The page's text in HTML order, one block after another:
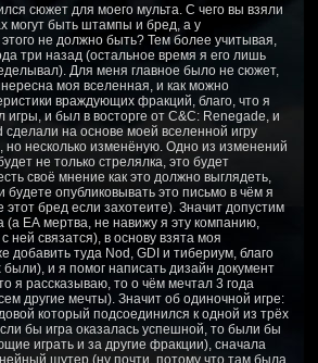
сюжет для моего мульта. С чего вы взяли
могут быть штампы и бред, а у
этого не должно быть? Тем более учитывая,
три назад (остальное время я его лишь
Для меня главное было не сюжет,
моя вселенная, и как можно
враждующих фракций, благо, что я
игры, и был в восторге от C&C: Renegade, и
сделали на основе моей вселенной игру
несколько изменёную. Одно из изменений
не только стрелялка, это будет
своё мнение как это должно выглядеть,
будете опубликовывать это письмо в чём я
бред если захотеите). Значит допустим
(а ЕА мертва, не навижу я эту компанию,
ней связатся), в основу взята моя
добавить туда Nod, GDI и тибериум, благо
были), и я помог написать дизайн документ
я рассказываю, то о чём мечтал 3 года
другие мечты). Значит об одиночной игре:
который подсоединился к одной из трёх
бы игра оказалась успешной, то были бы
играть и за другие фракции), сначала
шутер (ну почти, потому что там была